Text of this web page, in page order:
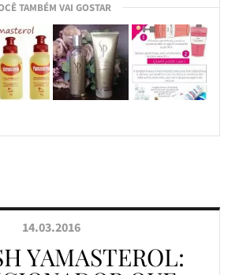
TAMBÉM VAI GOSTAR
14.03.2016
YAMASTEROL: